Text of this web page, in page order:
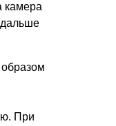
камера
При